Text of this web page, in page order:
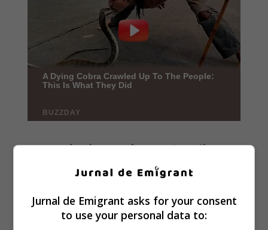
Jurnal de Emigrant asks for your consent
to use your personal data to: